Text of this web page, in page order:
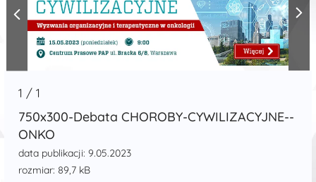
1 /1
750x300-Debata CHOROBY-CYWILIZACYJNE--
ONKO
data publikacji: 9.05.2023
rozmiar: 89,7 kB